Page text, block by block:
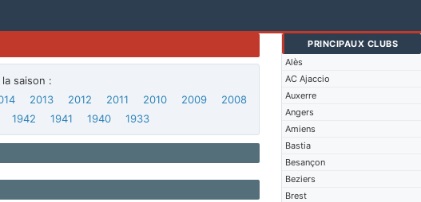
PRINCIPAUX CLUBS
Alès
AC Ajaccio
Auxerre
Angers
Amiens
Bastia
Besançon
Beziers
Brest
saison :
2013 2012 2011 2010 2009
2008
1942 1941 1940 1933